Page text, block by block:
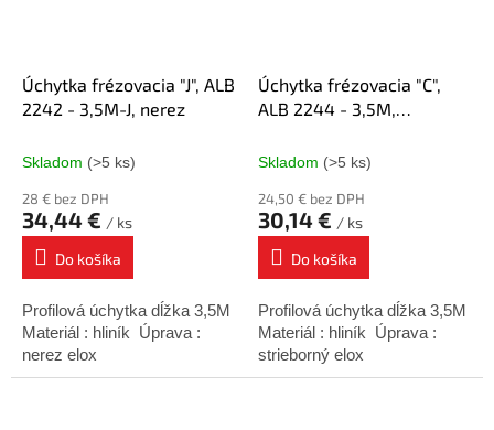
Úchytka frézovacia "J", ALB
2242 - 3,5M-J, nerez
Skladom (>5 ks)
28 € bez DPH
34,44 € / ks
Do košíka
Profilová úchytka dĺžka 3,5M
Materiál : hliník Úprava :
nerez elox
Úchytka frézovacia "C",
ALB 2244 - 3,5M,
Skladom (>5 ks)
24,50 € bez DPH
30,14 € / ks
Do košíka
Profilová úchytka dĺžka 3,5M
Materiál : hliník Úprava :
strieborný elox